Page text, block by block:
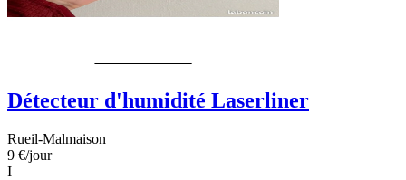
Détecteur d'humidité Laserliner
Rueil-Malmaison
9 €/jour
I